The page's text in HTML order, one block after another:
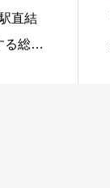
直結
る総合